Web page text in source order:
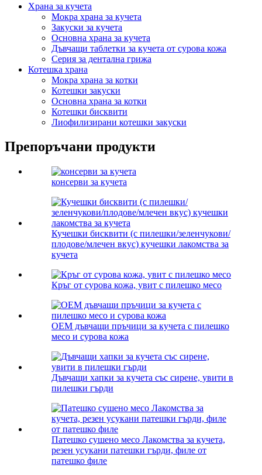
Храна за кучета
Мокра храна за кучета
Закуски за кучета
Основна храна за кучета
Дъвчащи таблетки за кучета от сурова кожа
Серия за дентална грижа
Котешка храна
Мокра храна за котки
Котешки закуски
Основна храна за котки
Котешки бисквити
Лиофилизирани котешки закуски
Препоръчани продукти
консерви за кучета
Кучешки бисквити (с пилешки/зеленчукови/
плодове/млечен вкус) кучешки лакомства за
кучета
Кръг от сурова кожа, увит с пилешко месо
OEM дъвчащи пръчици за кучета с пилешко
месо и сурова кожа
Дъвчащи хапки за кучета със сирене, увити в
пилешки гърди
Патешко сушено месо Лакомства за кучета,
резен усукани патешки гърди, филе от
патешко филе